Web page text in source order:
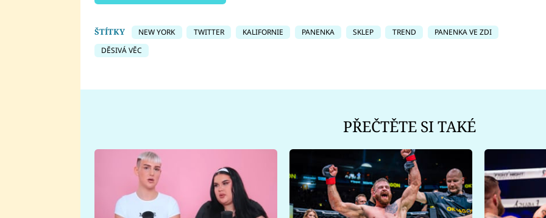
ŠTÍTKY NEW YORK TWITTER KALIFORNIE PANENKA SKLEP TREND
PANENKA VE ZDI
DĚSIVÁ VĚC
PŘEČTĚTE SI TAKÉ